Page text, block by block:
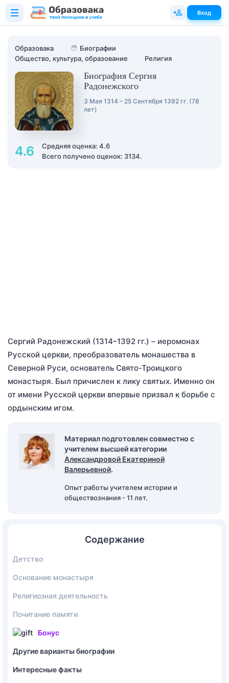
Образовака 🧑 Биографии
Общество, культура, образование
Религия
Биография Сергия
Радонежского
3 Мая 1314 – 25 Сентября 1392 гг. (78
лет)
4.6
Средняя оценка: 4.6
Всего получено оценок: 3134.
Сергий Радонежский (1314–1392 гг.) – иеромонах
Русской церкви, преобразователь монашества в
Северной Руси, основатель Свято-Троицкого
монастыря. Был причислен к лику святых. Именно он
от имени Русской церкви впервые призвал к борьбе с
ордынским игом.
Материал подготовлен совместно с
учителем высшей категории
Александровой Екатериной
Валерьевной.
Опыт работы учителем истории и
обществознания - 11 лет.
Содержание
Детство
Основание монастыря
Религиозная деятельность
Почитание памяти
Бонус
Другие варианты биографии
Интересные факты
Вход